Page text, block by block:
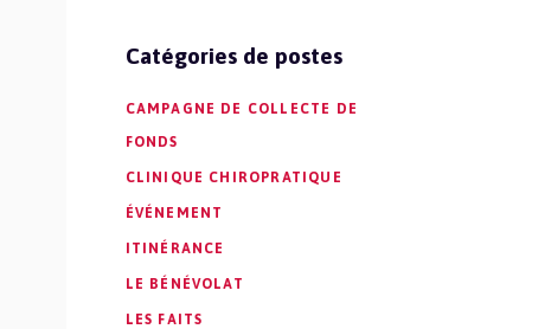
Catégories de postes
CAMPAGNE DE COLLECTE DE
FONDS
CLINIQUE CHIROPRATIQUE
ÉVÉNEMENT
ITINÉRANCE
LE BÉNÉVOLAT
LES FAITS